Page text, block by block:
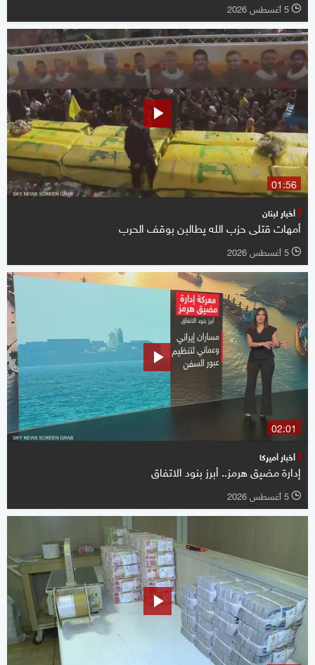
l 5 أغسطس 2026
01:56
أخبار لبنان
أمهات قتلى حزب الله يطالبن بوقف الحرب
l 5 أغسطس 2026
02:01
أخبار أميركا
إدارة مضيق هرمز.. أبرز بنود الاتفاق
l 5 أغسطس 2026